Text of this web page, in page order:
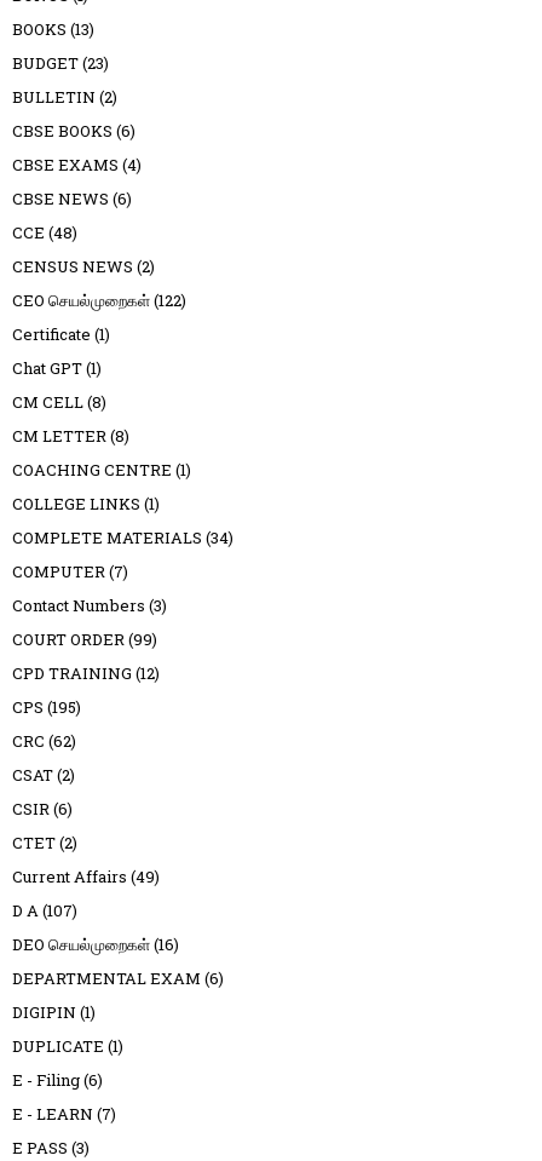
BOOKS (13)
BUDGET(23)
BULLETIN (2)
CBSE BOOKS (6)
CBSE EXAMS (4)
CBSE NEWS (6)
CCE (48)
CENSUS NEWS (2)
CEO செயல்முறைகள்(122)
Certificate (1)
Chat GPT(1)
CM CELL(8)
CM LETTER(8)
COACHING CENTRE (1)
COLLEGE LINKS (1)
COMPLETE MATERIALS (34)
COMPUTER(7)
Contact Numbers (3)
COURT ORDER(99)
CPD TRAINING (12)
CPS (195)
CRC (62)
CSAT(2)
CSIR(6)
CTET(2)
Current Affairs (49)
D A(107)
DEO செயல்முறைகள்(16)
DEPARTMENTAL EXAM (6)
DIGIPIN (1)
DUPLICATE (1)
E - Filing(6)
E - LEARN (7)
E PASS (3)